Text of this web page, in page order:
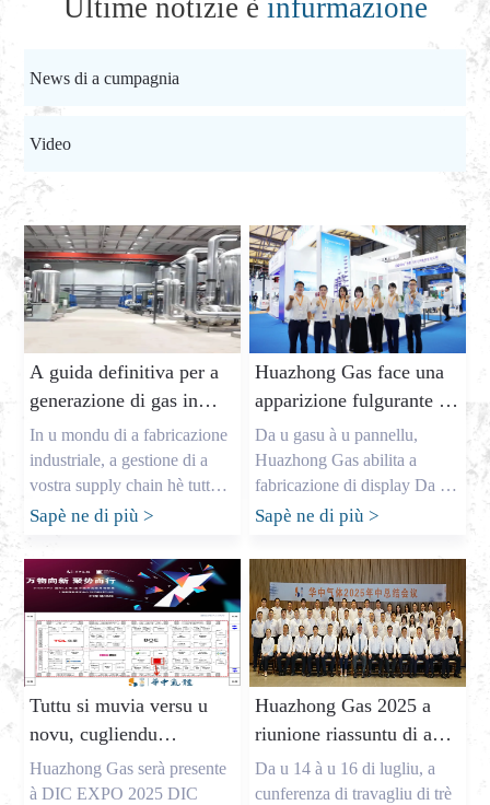
Ultime notizie è infurmazione
News di a cumpagnia
Video
A guida definitiva per a
generazione di gas in
situ: sbloccare u
risparmiu di costu è un
suministru di gas
affidabile
In u mondu di a fabricazione
industriale, a gestione di a
vostra supply chain hè tuttu.
Cum'è u pruprietariu di una
industriale in Cina, mi
chjamu Allen, è aghju
passatu anni per aiutà
l'imprese in i Stati Uniti,
l'Europa è l'Australia à
assicurà i gasi critichi chì anu
bisognu. Capiscu e pressioni
chì i capi di l'acquistu cum'è
Mark Shen [...]
Sapè ne di più >
Huazhong Gas face una
apparizione fulgurante à
DIC EXPO 2025
Da u gasu à u pannellu,
Huazhong Gas abilita a
fabricazione di display Da u
7 à u 9 d'Aostu, l'attesissima
International (Shanghai)
Display Technology and
Application Innovation
Exhibition hè stata aperta in i
Halls E1-E2 di u Shanghai
New International Expo
Center. Cum'è un
avvenimentu annuale per
l'industria di a visualizazione
glubale, u spettaculu di
Sapè ne di più >
Tuttu si muvia versu u
novu, cugliendu
momentu
Huazhong Gas serà presente
à DIC EXPO 2025 DIC
Huazhong Gas 2025 a
riunione riassuntu di a
mità di l'annu hè stata
cunclusa cù successu,
Da u 14 à u 16 di lugliu, a
cunferenza di travagliu di trè